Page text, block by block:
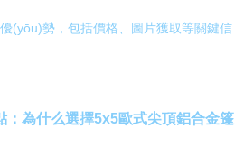
(yōu)勢，包括價格、圖片獲取等關鍵信
為什么選擇5x5歐式尖頂鋁合金篷